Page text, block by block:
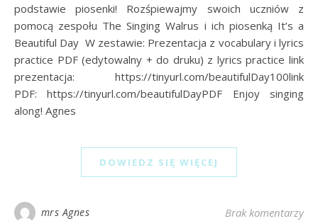
podstawie piosenki! Rozśpiewajmy swoich uczniów z
pomocą zespołu The Singing Walrus i ich piosenką It’s a
Beautiful Day W zestawie: Prezentacja z vocabulary i lyrics
practice PDF (edytowalny + do druku) z lyrics practice link
prezentacja: https://tinyurl.com/beautifulDay100link
PDF: https://tinyurl.com/beautifulDayPDF Enjoy singing
along! Agnes
DOWIEDZ SIĘ WIĘCEJ
mrs Agnes Brak komentarzy